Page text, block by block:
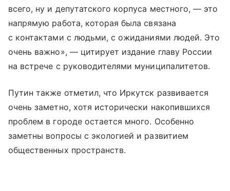
всего, ну и депутатского корпуса местного, — это
напрямую работа, которая была связана
с контактами с людьми, с ожиданиями людей. Это
очень важно», — цитирует издание главу России
на встрече с руководителями муниципалитетов.
Путин также отметил, что Иркутск развивается
очень заметно, хотя исторически накопившихся
проблем в городе остается много. Особенно
заметны вопросы с экологией и развитием
общественных пространств.